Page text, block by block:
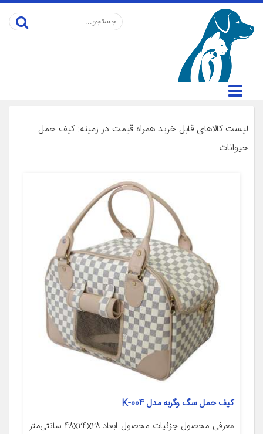
لیست کالاهای قابل خرید همراه قیمت در زمینه: کیف حمل
حیوانات
کیف حمل سگ وگربه مدل K-004
معرفی محصول جزئیات محصول ابعاد ۴۸x۲۴x۲۸ سانتی‌متر